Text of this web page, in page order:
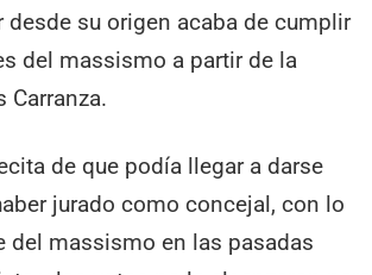
su origen acaba de cumplir
del massismo a partir de la
Carranza.
de que podía llegar a darse
jurado como concejal, con lo
del massismo en las pasadas